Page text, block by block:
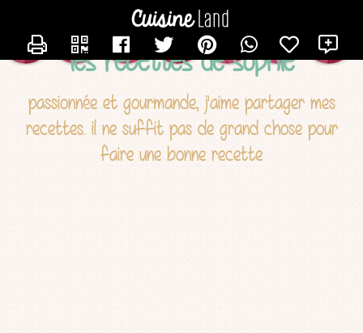
les recettes de sophie
passionnée et gourmande, j'aime partager mes
recettes. il ne suffit pas de grand chose pour
faire une bonne recette
CONTACTER TROPIC